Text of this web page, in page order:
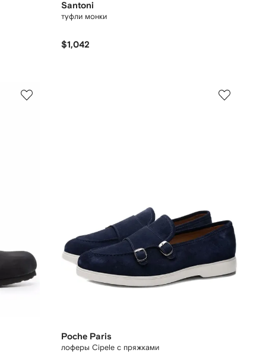
Santoni
туфли монки
$1,042
Poche Paris
лоферы Cipele с пряжками